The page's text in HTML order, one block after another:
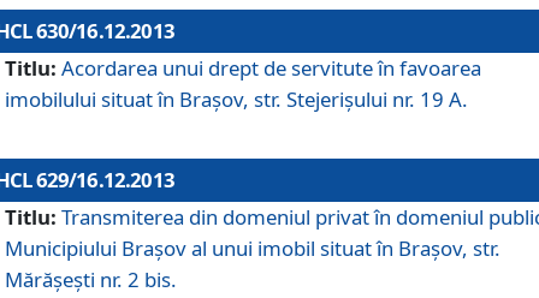
630/16.12.2013
Titlu: Acordarea unui drept de servitute în favoarea
imobilului situat în Braşov, str. Stejerişului nr. 19 A.
629/16.12.2013
Titlu: Transmiterea din domeniul privat în domeniul
Municipiului Braşov al unui imobil situat în Braşov, str.
Mărăşeşti nr. 2 bis.